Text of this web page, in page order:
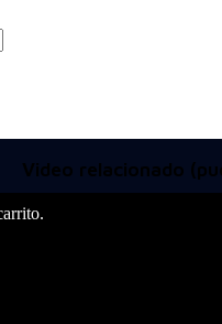
Video relacionado